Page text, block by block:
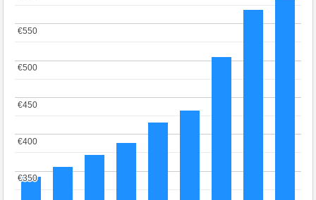
€350
€350
€400
€400
€450
€450
€500
€500
€550
€550